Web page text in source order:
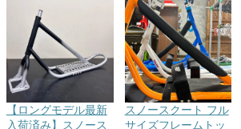
【ロングモデル最新
入荷済み】スノース
スノースクート フル
サイズフレームトッ